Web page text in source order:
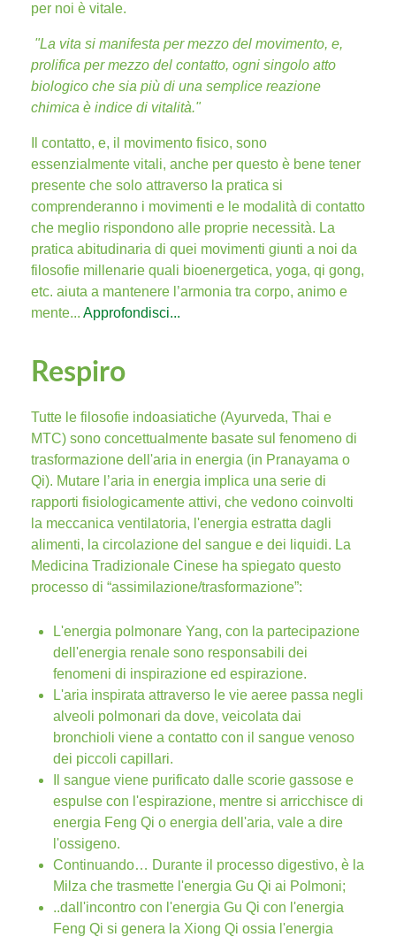
per noi è vitale.
"La vita si manifesta per mezzo del movimento, e,
prolifica per mezzo del contatto, ogni singolo atto
biologico che sia più di una semplice reazione
chimica è indice di vitalità."
Il contatto, e, il movimento fisico, sono
essenzialmente vitali, anche per questo è bene tener
presente che solo attraverso la pratica si
comprenderanno i movimenti e le modalità di contatto
che meglio rispondono alle proprie necessità. La
pratica abitudinaria di quei movimenti giunti a noi da
filosofie millenarie quali bioenergetica, yoga, qi gong,
etc. aiuta a mantenere l’armonia tra corpo, animo e
mente... Approfondisci...
Respiro
Tutte le filosofie indoasiatiche (Ayurveda, Thai e
MTC) sono concettualmente basate sul fenomeno di
trasformazione dell'aria in energia (in Pranayama o
Qi). Mutare l’aria in energia implica una serie di
rapporti fisiologicamente attivi, che vedono coinvolti
la meccanica ventilatoria, l'energia estratta dagli
alimenti, la circolazione del sangue e dei liquidi. La
Medicina Tradizionale Cinese ha spiegato questo
processo di “assimilazione/trasformazione”:
L'energia polmonare Yang, con la partecipazione
dell'energia renale sono responsabili dei
fenomeni di inspirazione ed espirazione.
L'aria inspirata attraverso le vie aeree passa negli
alveoli polmonari da dove, veicolata dai
bronchioli viene a contatto con il sangue venoso
dei piccoli capillari.
Il sangue viene purificato dalle scorie gassose e
espulse con l'espirazione, mentre si arricchisce di
energia Feng Qi o energia dell'aria, vale a dire
l'ossigeno.
Continuando… Durante il processo digestivo, è la
Milza che trasmette l'energia Gu Qi ai Polmoni;
..dall'incontro con l'energia Gu Qi con l'energia
Feng Qi si genera la Xiong Qi ossia l'energia